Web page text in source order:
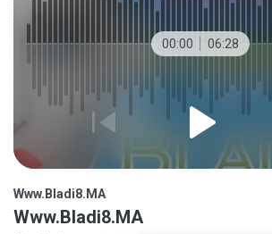
00:00 06:28
Www.Bladi8.MA
Www.Bladi8.MA